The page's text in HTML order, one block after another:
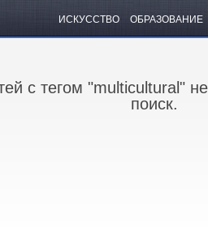
ИСКУССТВО ОБРАЗОВАНИЕ
с тегом "multicultural"
поиск.